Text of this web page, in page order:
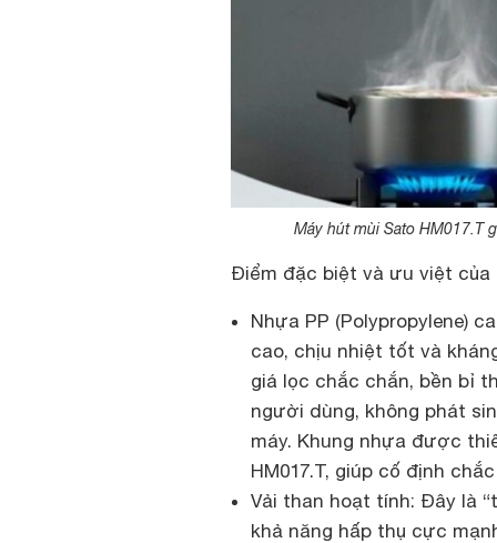
Máy hút mùi Sato HM017.T
Điểm đặc biệt và ưu việt
Nhựa PP (Polypropylene)
cao, chịu nhiệt tốt và
giá lọc chắc chắn, bền bỉ
người dùng, không phát
máy. Khung nhựa được
HM017.T, giúp cố định
Vải than hoạt tính: Đây là
khả năng hấp thụ cực